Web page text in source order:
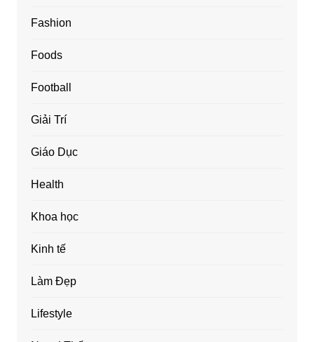
Fashion
Foods
Football
Giải Trí
Giáo Dục
Health
Khoa học
Kinh tế
Làm Đẹp
Lifestyle